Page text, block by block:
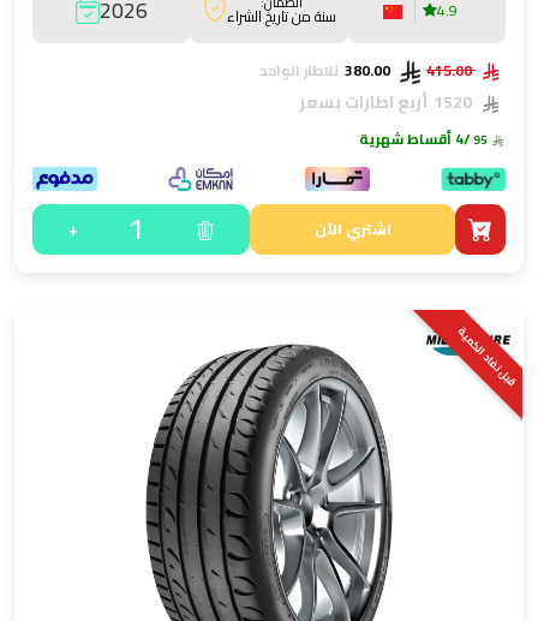
4.9 سنة من تاريخ الشراء 2026
415.00 للاطار الواحد
أربع اطارات بسعر
/4 أقساط شهرية
اشتري الآن 1
+
قبل نفاد الكمية